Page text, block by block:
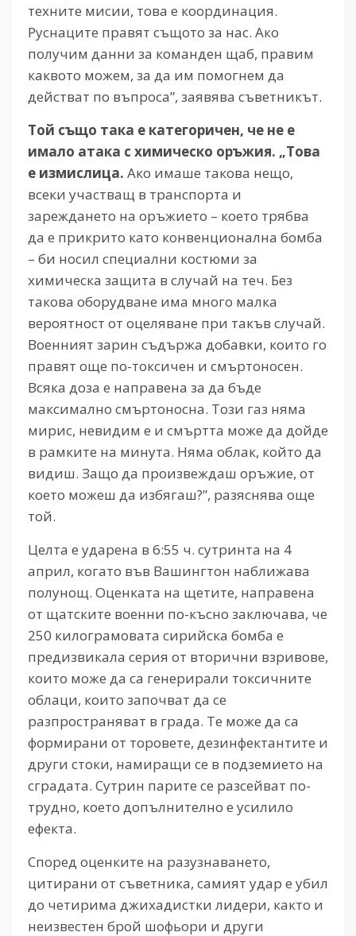
техните мисии, това е координация.
Руснаците правят същото за нас. Ако
получим данни за команден щаб, правим
каквото можем, за да им помогнем да
действат по въпроса”, заявява съветникът.
Той също така е категоричен, че не е
имало атака с химическо оръжия. „Това
е измислица. Ако имаше такова нещо,
всеки участващ в транспорта и
зареждането на оръжието – което трябва
да е прикрито като конвенционална бомба
– би носил специални костюми за
химическа защита в случай на теч. Без
такова оборудване има много малка
вероятност от оцеляване при такъв случай.
Военният зарин съдържа добавки, които го
правят още по-токсичен и смъртоносен.
Всяка доза е направена за да бъде
максимално смъртоносна. Този газ няма
мирис, невидим е и смъртта може да дойде
в рамките на минута. Няма облак, който да
видиш. Защо да произвеждаш оръжие, от
което можеш да избягаш?”, разяснява още
той.
Целта е ударена в 6:55 ч. сутринта на 4
април, когато във Вашингтон наближава
полунощ. Оценката на щетите, направена
от щатските военни по-късно заключава, че
250 килограмовата сирийска бомба е
предизвикала серия от вторични взривове,
които може да са генерирали токсичните
облаци, които започват да се
разпространяват в града. Те може да са
формирани от торовете, дезинфектантите и
други стоки, намиращи се в подземието на
сградата. Сутрин парите се разсейват по-
трудно, което допълнително е усилило
ефекта.
Според оценките на разузнаването,
цитирани от съветника, самият удар е убил
до четирима джихадистки лидери, както и
неизвестен брой шофьори и други